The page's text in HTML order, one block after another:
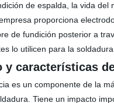
de espalda, la vida
proporciona
de fundición posterior a
lo utilicen para la
características
es un componente de la
Tiene un impacto